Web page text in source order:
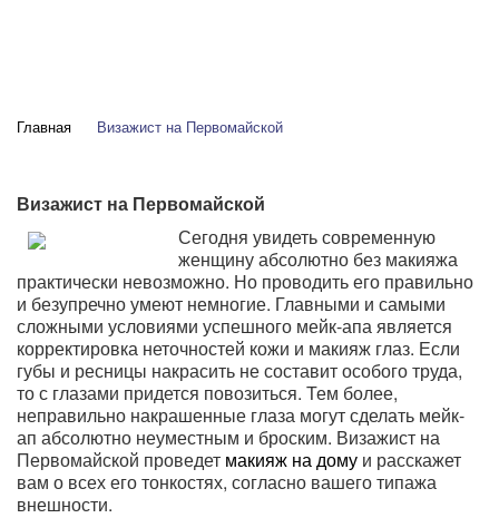
Главная Визажист на Первомайской
Визажист на Первомайской
Сегодня увидеть современную
женщину абсолютно без макияжа
практически невозможно. Но проводить его правильно
и безупречно умеют немногие. Главными и самыми
сложными условиями успешного мейк-апа является
корректировка неточностей кожи и макияж глаз. Если
губы и ресницы накрасить не составит особого труда,
то с глазами придется повозиться. Тем более,
неправильно накрашенные глаза могут сделать мейк-
ап абсолютно неуместным и броским. Визажист на
Первомайской проведет макияж на дому и расскажет
вам о всех его тонкостях, согласно вашего типажа
внешности.